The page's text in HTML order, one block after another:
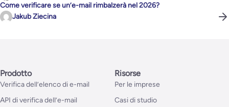
Come verificare se un’e-mail rimbalzerà nel 2026?
Jakub Ziecina
Prodotto
Verifica dell’elenco di e-mail
API di verifica dell’e-mail
Risorse
Per le imprese
Casi di studio